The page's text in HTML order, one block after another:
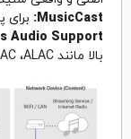
MusicCast:
Audio Support:
بالا مانند FLAC ،ALAC و DSD.